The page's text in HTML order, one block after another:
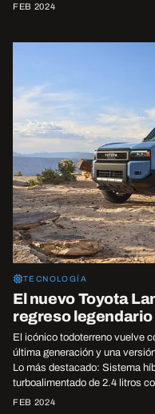
FEB 2024
TECNOLOGÍA
El nuevo Toyota
regreso legendario
El icónico todoterreno vuelve
última generación y una
Lo más destacado: Sistema
turboalimentado de 2.4 litros
FEB 2024